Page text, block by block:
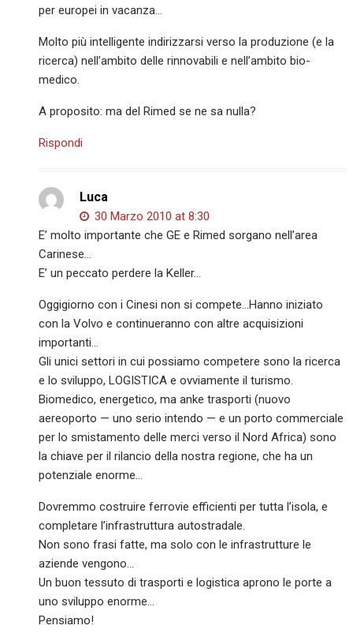
per europei in vacanza…
Molto più intelligente indirizzarsi verso la produzione (e la
ricerca) nell’ambito delle rinnovabili e nell’ambito bio-
medico.
A proposito: ma del Rimed se ne sa nulla?
Rispondi
Luca
30 Marzo 2010 at 8:30
E’ molto importante che GE e Rimed sorgano nell’area
Carinese…
E’ un peccato perdere la Keller…
Oggigiorno con i Cinesi non si compete…Hanno iniziato
con la Volvo e continueranno con altre acquisizioni
importanti…
Gli unici settori in cui possiamo competere sono la ricerca
e lo sviluppo, LOGISTICA e ovviamente il turismo.
Biomedico, energetico, ma anke trasporti (nuovo
aereoporto — uno serio intendo — e un porto commerciale
per lo smistamento delle merci verso il Nord Africa) sono
la chiave per il rilancio della nostra regione, che ha un
potenziale enorme…
Dovremmo costruire ferrovie efficienti per tutta l’isola, e
completare l’infrastruttura autostradale.
Non sono frasi fatte, ma solo con le infrastrutture le
aziende vengono…
Un buon tessuto di trasporti e logistica aprono le porte a
uno sviluppo enorme…
Pensiamo!